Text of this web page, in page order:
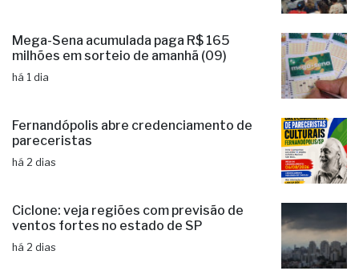
Mega-Sena acumulada paga R$ 165
milhões em sorteio de amanhã (09)
há 1 dia
Fernandópolis abre credenciamento de
pareceristas
há 2 dias
Ciclone: veja regiões com previsão de
ventos fortes no estado de SP
há 2 dias